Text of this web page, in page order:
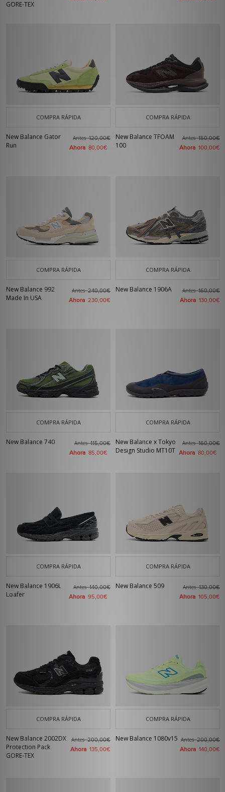
GORE-TEX
COMPRA RÁPIDA
New Balance Gator
Run
Antes120,00€
Ahora 80,00€
COMPRA RÁPIDA
New Balance TFOAM
100
Antes150,00€
Ahora 100,00€
COMPRA RÁPIDA
New Balance 992
Made In USA
Antes240,00€
Ahora 230,00€
COMPRA RÁPIDA
New Balance 1906A Antes160,00€
Ahora 130,00€
COMPRA RÁPIDA
New Balance 740 Antes115,00€
Ahora 85,00€
COMPRA RÁPIDA
New Balance x Tokyo
Design Studio MT10T
Antes160,00€
Ahora 80,00€
COMPRA RÁPIDA
New Balance 1906L
Loafer
Antes140,00€
Ahora 95,00€
COMPRA RÁPIDA
New Balance 509 Antes130,00€
Ahora 105,00€
COMPRA RÁPIDA
New Balance 2002DX
Protection Pack
GORE-TEX
Antes200,00€
Ahora 135,00€
COMPRA RÁPIDA
New Balance 1080v15 Antes200,00€
Ahora 140,00€